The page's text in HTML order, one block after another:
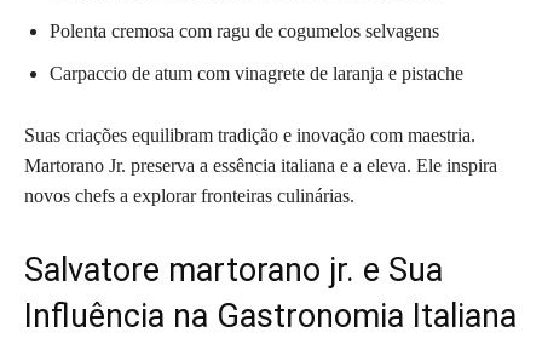
Polenta cremosa com ragu de cogumelos selvagens
Carpaccio de atum com vinagrete de laranja e pistache
Suas criações equilibram tradição e inovação com maestria.
Martorano Jr. preserva a essência italiana e a eleva. Ele inspira
novos chefs a explorar fronteiras culinárias.
Salvatore martorano jr. e Sua
Influência na Gastronomia Italiana